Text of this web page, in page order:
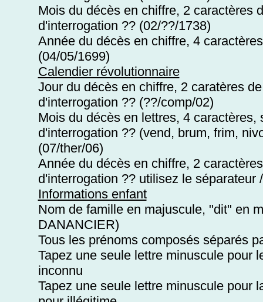
Mois du décès en chiffre, 2 caractères
d'interrogation ?? (02/??/1738)
Année du décès en chiffre, 4
(04/05/1699)
Calendier révolutionnaire
Jour du décès en chiffre, 2 caratères
d'interrogation ?? (??/comp/02)
Mois du décès en lettres, 4
d'interrogation ?? (vend, brum, frim,
(07/ther/06)
Année du décès en chiffre, 2
d'interrogation ?? utilisez le séparateur
Informations enfant
Nom de famille en majuscule, "dit" en
DANANCIER)
Tous les prénoms composés séparés
Tapez une seule lettre minuscule pour
inconnu
Tapez une seule lettre minuscule pour